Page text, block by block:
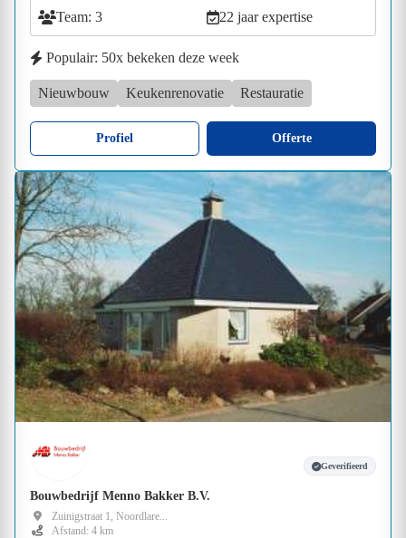
Team: 3 22 jaar expertise
Populair: 50x bekeken deze week
Nieuwbouw Keukenrenovatie Restauratie
Profiel Offerte
Geverifieerd
Bouwbedrijf Menno Bakker B.V.
Zuinigstraat 1, Noordlare...
Afstand: 4 km